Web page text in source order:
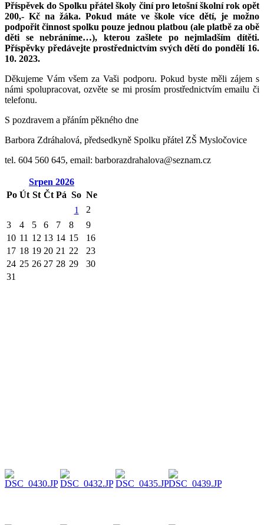
Příspěvek do Spolku přátel školy činí pro letošní školní rok opět
200,- Kč na žáka. Pokud máte ve škole více dětí, je možno
podpořit činnost spolku pouze jednou platbou (ale platbě za obě
děti se nebráníme…), kterou zašlete po nejmladším dítěti.
Příspěvky předávejte prostřednictvím svých dětí do pondělí 16.
10. 2023.
Děkujeme Vám všem za Vaši podporu. Pokud byste měli zájem s
námi spolupracovat, ozvěte se mi prosím prostřednictvím emailu či
telefonu.
S pozdravem a přáním pěkného dne
Barbora Zdráhalová, předsedkyně Spolku přátel ZŠ Mysločovice
tel. 604 560 645, email: barborazdrahalova@seznam.cz
Srpen 2026
Po Út St Čt Pá So Ne
1
2
3
4 5 6 7 8
9
10 11 12 13 14 15
16
17 18 19 20 21 22
23
24 25 26 27 28 29
30
31